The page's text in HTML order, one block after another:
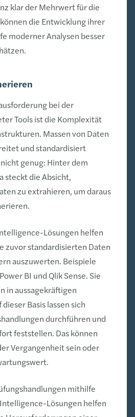
klar der Mehrwert für die
die Entwicklung ihrer
moderner Analysen besser
bei der
Tools ist die Komplexität
Massen von Daten
und standardisiert
genug: Hinter dem
steckt die Absicht,
zu extrahieren, um daraus
Lösungen helfen
zuvor standardisierten Daten
auszuwerten. Beispiele
BI und Qlik Sense. Sie
in aussagekräftigen
Basis lassen sich
durchführen und
feststellen. Das können
Vergangenheit sein oder
mithilfe
Lösungen helfen